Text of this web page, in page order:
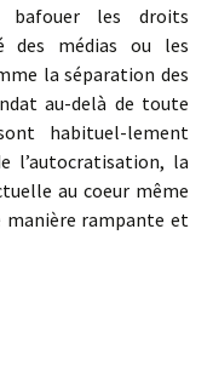
les droits
des médias ou les
la séparation des
au-delà de toute
habituel-lement
l’autocratisation, la
au coeur même
manière rampante et
qui vient …